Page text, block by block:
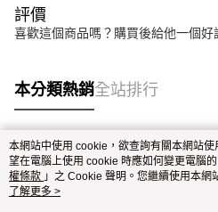
評價
喜歡這個商品嗎？購買後給他一個好
本分類熱銷全站排行
熱門標籤
本網站中使用 cookie，欲查詢有關本網站
望在電腦上使用 cookie 時應如何變更電腦
權條款 」之 Cookie 聲明。您繼續使用本網
用條款之 Cookie 聲明使用 cookie。
了解更多 >